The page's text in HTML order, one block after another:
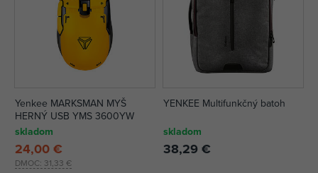
Yenkee MARKSMAN MYŠ
HERNÝ USB YMS 3600YW
skladom
DMOC: 31,33 €
24,00 €
YENKEE Multifunkčný batoh
skladom
38,29 €